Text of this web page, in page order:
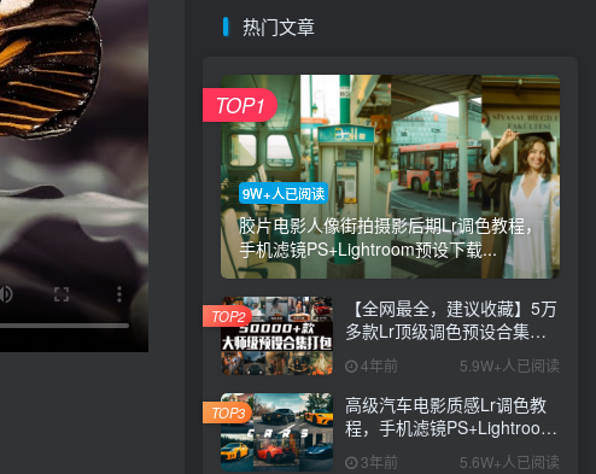
热门文章
9W+人已阅读
胶片电影人像街拍摄影后期Lr调色教程，
手机滤镜PS+Lightroom预设下载...
TOP1
【全网最全，建议收藏】5万
多款Lr顶级调色预设合集，
精心整理，分类清晰，摄影
师调色师必备素材，够用一
辈子！
4年前 5.9W+人已阅读
TOP2
高级汽车电影质感Lr调色教
程，手机滤镜PS+Lightroom
预设下载！
3年前 5.6W+人已阅读
TOP3